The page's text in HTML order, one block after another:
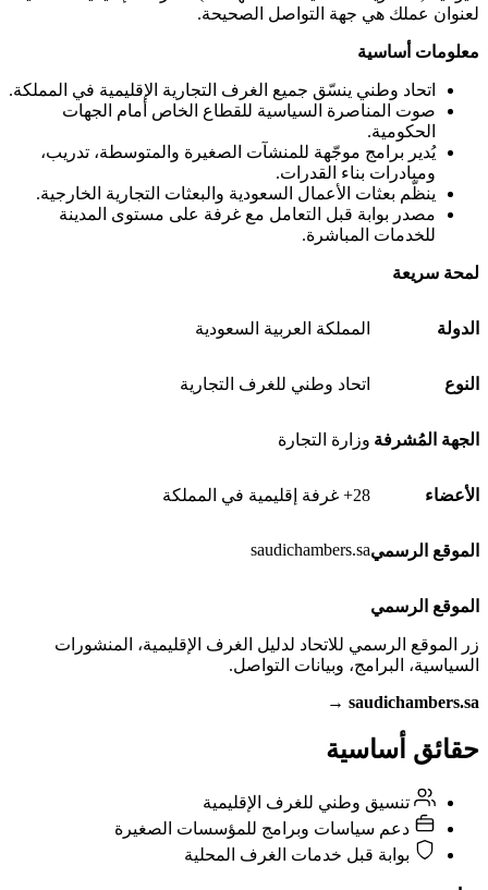
لعنوان عملك هي جهة التواصل الصحيحة.
معلومات أساسية
اتحاد وطني ينسّق جميع الغرف التجارية الإقليمية في المملكة.
صوت المناصرة السياسية للقطاع الخاص أمام الجهات
الحكومية.
يُدير برامج موجّهة للمنشآت الصغيرة والمتوسطة، تدريب،
ومبادرات بناء القدرات.
ينظّم بعثات الأعمال السعودية والبعثات التجارية الخارجية.
مصدر بوابة قبل التعامل مع غرفة على مستوى المدينة
للخدمات المباشرة.
لمحة سريعة
الدولة المملكة العربية السعودية
النوع اتحاد وطني للغرف التجارية
الجهة المُشرفة وزارة التجارة
الأعضاء 28+ غرفة إقليمية في المملكة
الموقع الرسميsaudichambers.sa
الموقع الرسمي
زر الموقع الرسمي للاتحاد لدليل الغرف الإقليمية، المنشورات
السياسية، البرامج، وبيانات التواصل.
saudichambers.sa →
حقائق أساسية
تنسيق وطني للغرف الإقليمية
دعم سياسات وبرامج للمؤسسات الصغيرة
بوابة قبل خدمات الغرف المحلية